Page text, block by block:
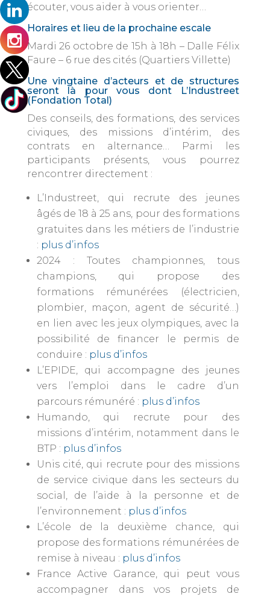
écouter, vous aider à vous orienter…
Horaires et lieu de la prochaine escale
Mardi 26 octobre de 15h à 18h – Dalle Félix
Faure – 6 rue des cités (Quartiers Villette)
Une vingtaine d’acteurs et de structures
seront là pour vous dont L’Industreet
(Fondation Total)
Des conseils, des formations, des services
civiques, des missions d’intérim, des
contrats en alternance… Parmi les
participants présents, vous pourrez
rencontrer directement :
L’Industreet, qui recrute des jeunes
âgés de 18 à 25 ans, pour des formations
gratuites dans les métiers de l’industrie
: plus d’infos
2024 : Toutes championnes, tous
champions, qui propose des
formations rémunérées (électricien,
plombier, maçon, agent de sécurité…)
en lien avec les jeux olympiques, avec la
possibilité de financer le permis de
conduire : plus d’infos
L’EPIDE, qui accompagne des jeunes
vers l’emploi dans le cadre d’un
parcours rémunéré : plus d’infos
Humando, qui recrute pour des
missions d’intérim, notamment dans le
BTP : plus d’infos
Unis cité, qui recrute pour des missions
de service civique dans les secteurs du
social, de l’aide à la personne et de
l’environnement : plus d’infos
L’école de la deuxième chance, qui
propose des formations rémunérées de
remise à niveau : plus d’infos
France Active Garance, qui peut vous
accompagner dans vos projets de